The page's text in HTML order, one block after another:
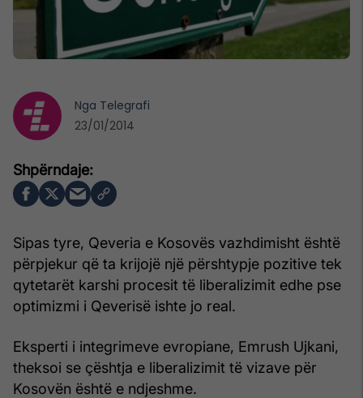
Sipas tyre, Qeveria e Kosovës vazhdimisht është
përpjekur që ta krijojë një përshtypje pozitive tek
qytetarët karshi procesit të liberalizimit edhe pse
optimizmi i Qeverisë ishte jo real.
Eksperti i integrimeve evropiane, Emrush Ujkani,
theksoi se çështja e liberalizimit të vizave për
Kosovën është e ndjeshme.
Nga Telegrafi
23/01/2014